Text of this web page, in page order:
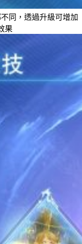
同，透過升級可增加
果